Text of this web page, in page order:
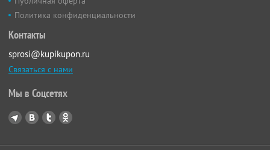
Политика конфиденциальности
Контакты
sprosi@kupikupon.ru
Связаться с нами
Мы в Соцсетях